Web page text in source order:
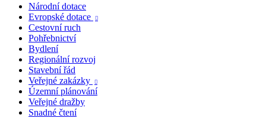
Národní dotace
Evropské dotace

Cestovní ruch
Pohřebnictví
Bydlení
Regionální rozvoj
Stavební řád
Veřejné zakázky

Územní plánování
Veřejné dražby
Snadné čtení